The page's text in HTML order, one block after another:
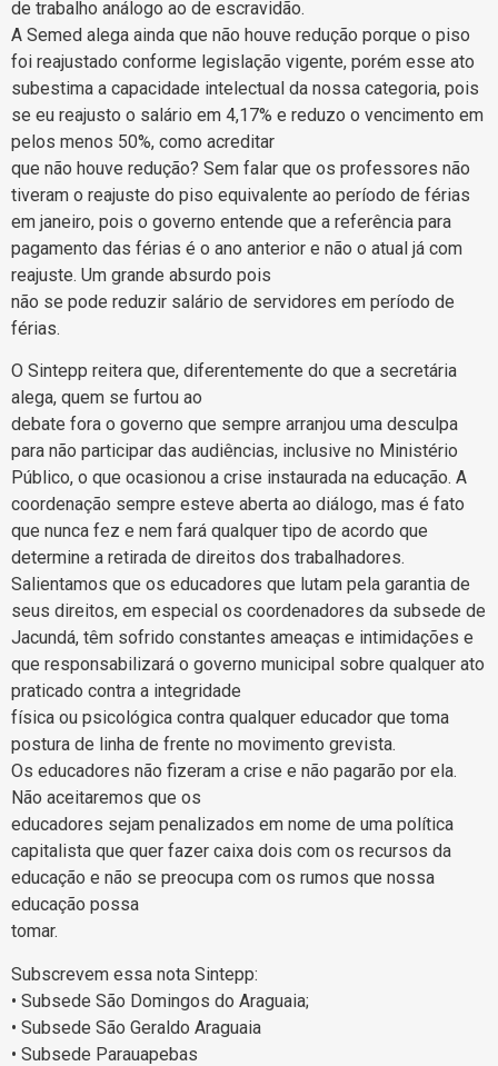
de trabalho análogo ao de escravidão.
A Semed alega ainda que não houve redução porque o piso
foi reajustado conforme legislação vigente, porém esse ato
subestima a capacidade intelectual da nossa categoria, pois
se eu reajusto o salário em 4,17% e reduzo o vencimento em
pelos menos 50%, como acreditar
que não houve redução? Sem falar que os professores não
tiveram o reajuste do piso equivalente ao período de férias
em janeiro, pois o governo entende que a referência para
pagamento das férias é o ano anterior e não o atual já com
reajuste. Um grande absurdo pois
não se pode reduzir salário de servidores em período de
férias.
O Sintepp reitera que, diferentemente do que a secretária
alega, quem se furtou ao
debate fora o governo que sempre arranjou uma desculpa
para não participar das audiências, inclusive no Ministério
Público, o que ocasionou a crise instaurada na educação. A
coordenação sempre esteve aberta ao diálogo, mas é fato
que nunca fez e nem fará qualquer tipo de acordo que
determine a retirada de direitos dos trabalhadores.
Salientamos que os educadores que lutam pela garantia de
seus direitos, em especial os coordenadores da subsede de
Jacundá, têm sofrido constantes ameaças e intimidações e
que responsabilizará o governo municipal sobre qualquer ato
praticado contra a integridade
física ou psicológica contra qualquer educador que toma
postura de linha de frente no movimento grevista.
Os educadores não fizeram a crise e não pagarão por ela.
Não aceitaremos que os
educadores sejam penalizados em nome de uma política
capitalista que quer fazer caixa dois com os recursos da
educação e não se preocupa com os rumos que nossa
educação possa
tomar.
Subscrevem essa nota Sintepp:
• Subsede São Domingos do Araguaia;
• Subsede São Geraldo Araguaia
• Subsede Parauapebas